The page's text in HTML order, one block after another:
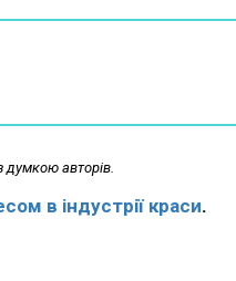
авторів.
в індустрії краси.